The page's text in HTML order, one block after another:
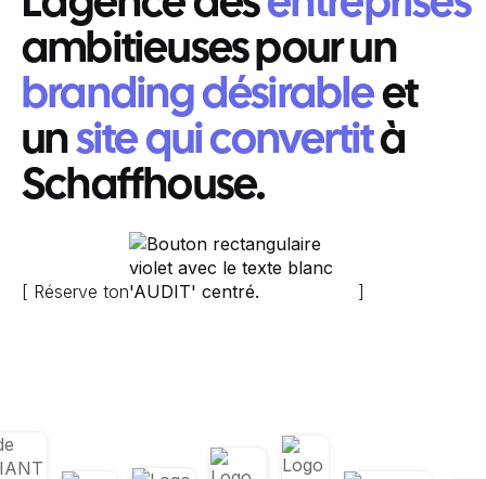
ambitieuses pour un
branding désirableet
unsite qui convertità
Schaffhouse.
[ Réserve ton ]